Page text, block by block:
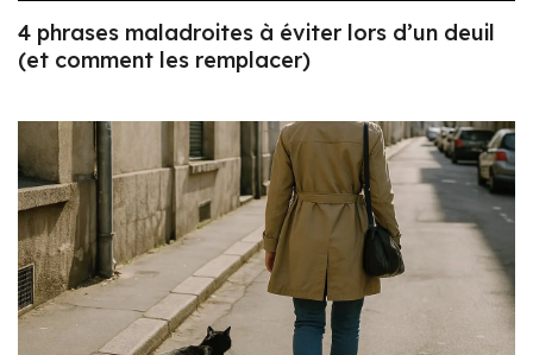
4 phrases maladroites à éviter lors d’un deuil
(et comment les remplacer)